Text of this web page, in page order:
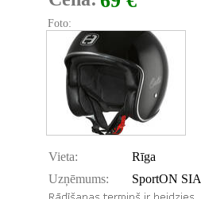
Foto:
Vieta:
Rīga
Uzņēmums:
SportON SIA